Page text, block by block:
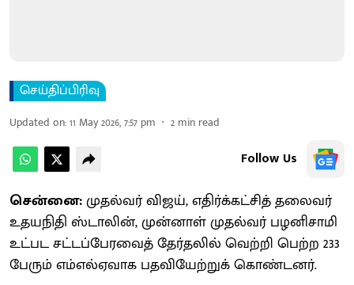
செய்திப்பிரிவு
Updated on:11 May 2026, 7:57 pm 2 min read
Follow Us
சென்னை:முதல்வர் விஜய், எதிர்க்கட்சித் தலைவர்
உதயநிதி ஸ்டாலின், முன்னாள் முதல்வர் பழனிசாமி
உட்பட சட்டப்பேரவைத் தேர்தலில் வெற்றி பெற்ற 233
பேரும் எம்எல்ஏவாக பதவியேற்றுக் கொண்டனர்.